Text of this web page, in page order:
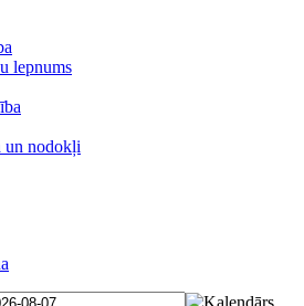
lepnums
un nodokļi